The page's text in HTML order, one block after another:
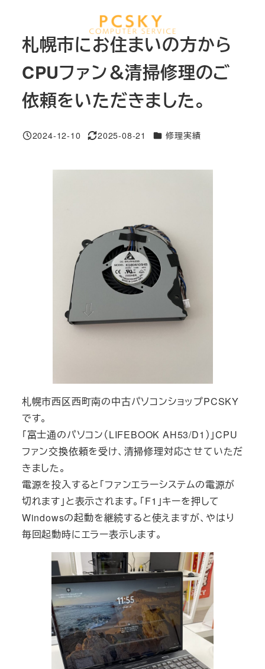
札幌市にお住まいの方から
CPUファン＆清掃修理のご
依頼をいただきました。
投稿日
2024-12-10
更新日
2025-08-21 カテゴリー
修理実績
札幌市西区西町南の中古パソコンショップPCSKY
です。
「富士通のパソコン（LIFEBOOK AH53/D1）」CPU
ファン交換依頼を受け、清掃修理対応させていただ
きました。
電源を投入すると「ファンエラーシステムの電源が
切れます」と表示されます。「F1」キーを押して
Windowsの起動を継続すると使えますが、やはり
毎回起動時にエラー表示します。